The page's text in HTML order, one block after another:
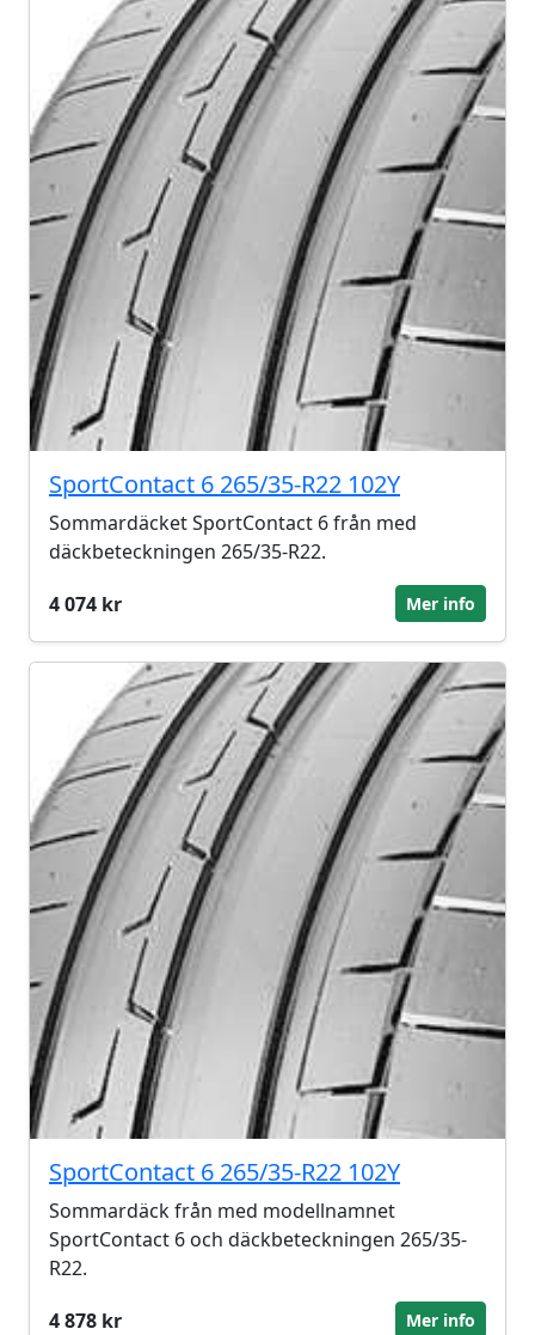
SportContact 6 265/35-R22 102Y
Sommardäcket SportContact 6 från med
däckbeteckningen 265/35-R22.
4 074 kr
Mer info
SportContact 6 265/35-R22 102Y
Sommardäck från med modellnamnet
SportContact 6 och däckbeteckningen 265/35-
R22.
4 878 kr
Mer info